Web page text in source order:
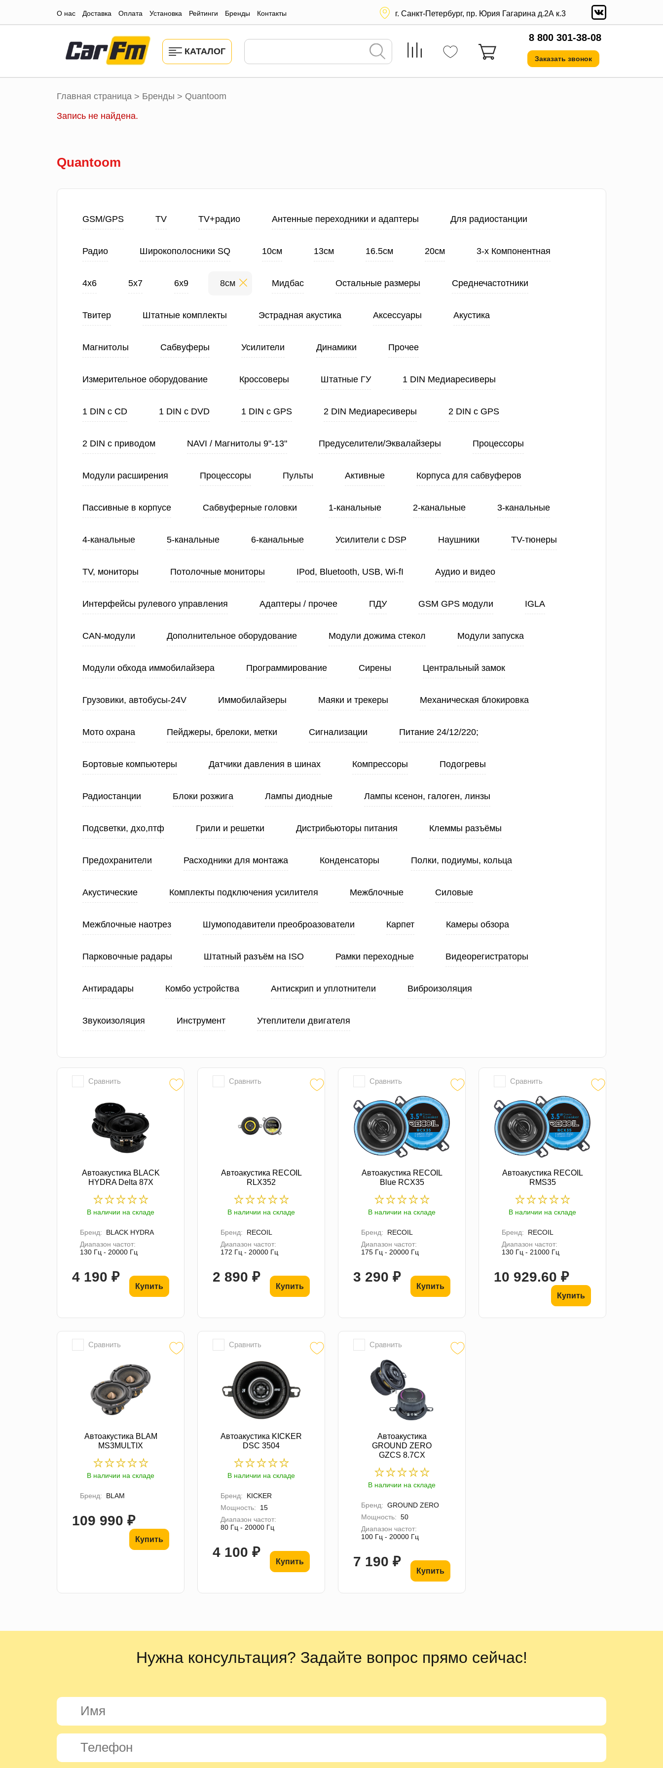
О нас Доставка Оплата Установка Рейтинги Бренды Контакты г. Санкт-Петербург, пр. Юрия Гагарина д.2А к.3
КАТАЛОГ
8 800 301-38-08
Заказать звонок
Главная страница > Бренды > Quantoom
Запись не найдена.
Quantoom
GSM/GPS TV TV+радио Антенные переходники и адаптеры Для радиостанции
Радио Широкополосники SQ 10см 13см 16.5см 20см 3-х Компонентная
4х6 5х7 6х9 8см Мидбас Остальные размеры Среднечастотники
Твитер Штатные комплекты Эстрадная акустика Аксессуары Акустика
Магнитолы Сабвуферы Усилители Динамики Прочее
Измерительное оборудование Кроссоверы Штатные ГУ 1 DIN Медиаресиверы
1 DIN с CD 1 DIN с DVD 1 DIN с GPS 2 DIN Медиаресиверы 2 DIN с GPS
2 DIN с приводом NAVI / Магнитолы 9"-13" Предуселители/Эквалайзеры Процессоры
Модули расширения Процессоры Пульты Активные Корпуса для сабвуферов
Пассивные в корпусе Сабвуферные головки 1-канальные 2-канальные 3-канальные
4-канальные 5-канальные 6-канальные Усилители с DSP Наушники TV-тюнеры
TV, мониторы Потолочные мониторы IPod, Bluetooth, USB, Wi-fI Аудио и видео
Интерфейсы рулевого управления Адаптеры / прочее ПДУ GSM GPS модули IGLA
CAN-модули Дополнительное оборудование Модули дожима стекол Модули запуска
Модули обхода иммобилайзера Программирование Сирены Центральный замок
Грузовики, автобусы-24V Иммобилайзеры Маяки и трекеры Механическая блокировка
Мото охрана Пейджеры, брелоки, метки Сигнализации Питание 24/12/220;
Бортовые компьютеры Датчики давления в шинах Компрессоры Подогревы
Радиостанции Блоки розжига Лампы диодные Лампы ксенон, галоген, линзы
Подсветки, дхо,птф Грили и решетки Дистрибьюторы питания Клеммы разъёмы
Предохранители Расходники для монтажа Конденсаторы Полки, подиумы, кольца
Акустические Комплекты подключения усилителя Межблочные Силовые
Межблочные наотрез Шумоподавители преоброазователи Карпет Камеры обзора
Парковочные радары Штатный разъём на ISO Рамки переходные Видеорегистраторы
Антирадары Комбо устройства Антискрип и уплотнители Виброизоляция
Звукоизоляция Инструмент Утеплители двигателя
Сравнить
Автоакустика BLACK
HYDRA Delta 87X
В наличии на складе
Бренд:
BLACK HYDRA
Диапазон частот:
130 Гц - 20000 Гц
4 190 ₽
Купить
Сравнить
Автоакустика RECOIL
RLX352
В наличии на складе
Бренд:
RECOIL
Диапазон частот:
172 Гц - 20000 Гц
2 890 ₽
Купить
Сравнить
Автоакустика RECOIL
Blue RCX35
В наличии на складе
Бренд:
RECOIL
Диапазон частот:
175 Гц - 20000 Гц
3 290 ₽
Купить
Сравнить
Автоакустика RECOIL
RMS35
В наличии на складе
Бренд:
RECOIL
Диапазон частот:
130 Гц - 21000 Гц
10 929.60 ₽
Купить
Сравнить
Автоакустика BLAM
MS3MULTIX
В наличии на складе
Бренд: BLAM
109 990 ₽
Купить
Сравнить
Автоакустика KICKER
DSC 3504
В наличии на складе
Бренд:
KICKER
Мощность:
15
Диапазон частот:
80 Гц - 20000 Гц
4 100 ₽
Купить
Сравнить
Автоакустика
GROUND ZERO
GZCS 8.7CX
В наличии на складе
Бренд: GROUND ZERO
Мощность: 50
Диапазон частот:
100 Гц - 20000 Гц
7 190 ₽
Купить
Нужна консультация? Задайте вопрос прямо сейчас!